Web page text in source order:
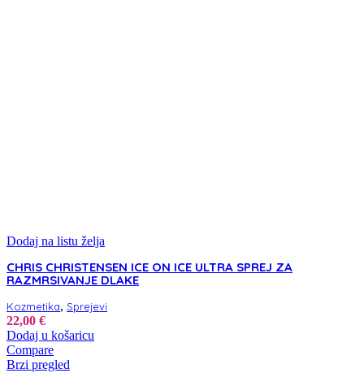
Dodaj na listu želja
CHRIS CHRISTENSEN ICE ON ICE ULTRA SPREJ ZA
RAZMRSIVANJE DLAKE
Kozmetika, Sprejevi
22,00 €
Dodaj u košaricu
Compare
Brzi pregled